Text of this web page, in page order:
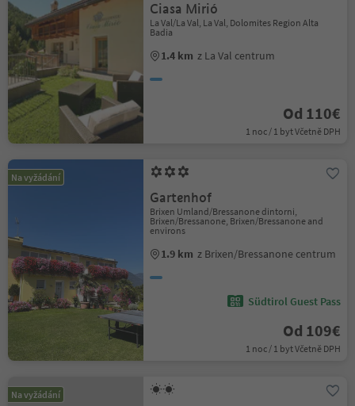
Ciasa Mirió
La Val/La Val, La Val, Dolomites Region Alta
Badia
1.4 km z La Val centrum
Od 110€
1 noc / 1 byt Včetně DPH
Na vyžádání
Gartenhof
Brixen Umland/Bressanone dintorni,
Brixen/Bressanone, Brixen/Bressanone and
environs
1.9 km z Brixen/Bressanone centrum
Südtirol Guest Pass
Od 109€
1 noc / 1 byt Včetně DPH
Na vyžádání